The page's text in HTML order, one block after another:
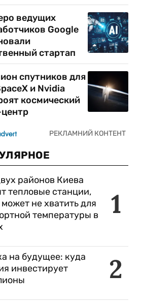
ведущих
Google
стартап
спутников для
и Nvidia
космический
1
районов Киева
тепловые станции,
не хватить для
температуры в
2
на будущее: куда
инвестирует